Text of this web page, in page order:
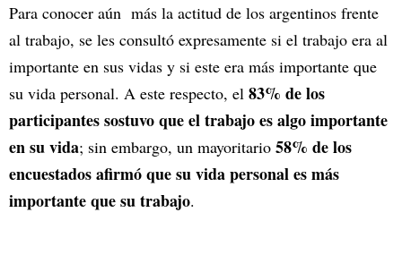
Para conocer aún más la actitud de los argentinos frente
al trabajo, se les consultó expresamente si el trabajo era al
importante en sus vidas y si este era más importante que
su vida personal. A este respecto, el 83% de los
participantes sostuvo que el trabajo es algo importante
en su vida; sin embargo, un mayoritario 58% de los
encuestados afirmó que su vida personal es más
importante que su trabajo.